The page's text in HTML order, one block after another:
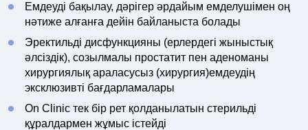
Емдеуді бақылау, дәрігер әрдайым емделушімен оң
нәтиже алғанға дейін байланыста болады
Эректильді дисфункцияны (ерлердегі жыныстық
әлсіздік), созылмалы простатит пен аденоманы
хирургиялық араласусыз (хирургия)емдеудің
эксклюзивті бағдарламалары
On Clinic тек бір рет қолданылатын стерильді
құралдармен жұмыс істейді